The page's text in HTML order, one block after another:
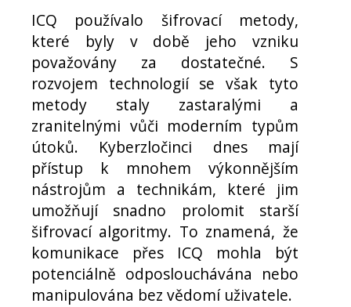
ICQ používalo šifrovací metody,
které byly v době jeho vzniku
považovány za dostatečné. S
rozvojem technologií se však tyto
metody staly zastaralými a
zranitelnými vůči moderním typům
útoků. Kyberzločinci dnes mají
přístup k mnohem výkonnějším
nástrojům a technikám, které jim
umožňují snadno prolomit starší
šifrovací algoritmy. To znamená, že
komunikace přes ICQ mohla být
potenciálně odposlouchávána nebo
manipulována bez vědomí uživatele.